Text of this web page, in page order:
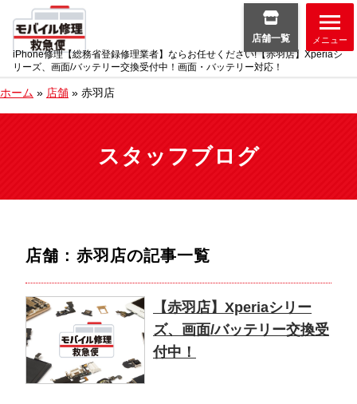
iPhone修理【総務省登録修理業者】ならお任せください!【赤羽店】Xperiaシ
リーズ、画面/バッテリー交換受付中！画面・バッテリー対応！
店舗一覧 メニュー
ホーム » 店舗 » 赤羽店
スタッフブログ
店舗 : 赤羽店の記事一覧
【赤羽店】Xperiaシリー
ズ、画面/バッテリー交換受
付中！